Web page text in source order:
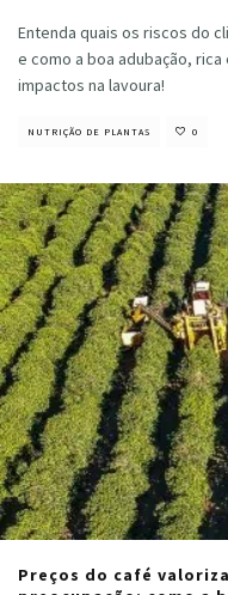
Entenda quais os riscos do
e como a boa adubação,
impactos na lavoura!
NUTRIÇÃO DE PLANTAS 0
Preços do café